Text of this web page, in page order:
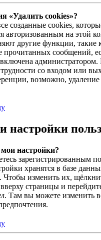
«Удалить cookies»?
созданные cookies,
авторизованным на этой
другие функции, такие
прочитанных сообщений,
со входом или
возможно,
настройки
настройки?
зарегистрированным
хранятся в базе
Чтобы изменить их,
вверху страницы и
. Там вы можете изменить